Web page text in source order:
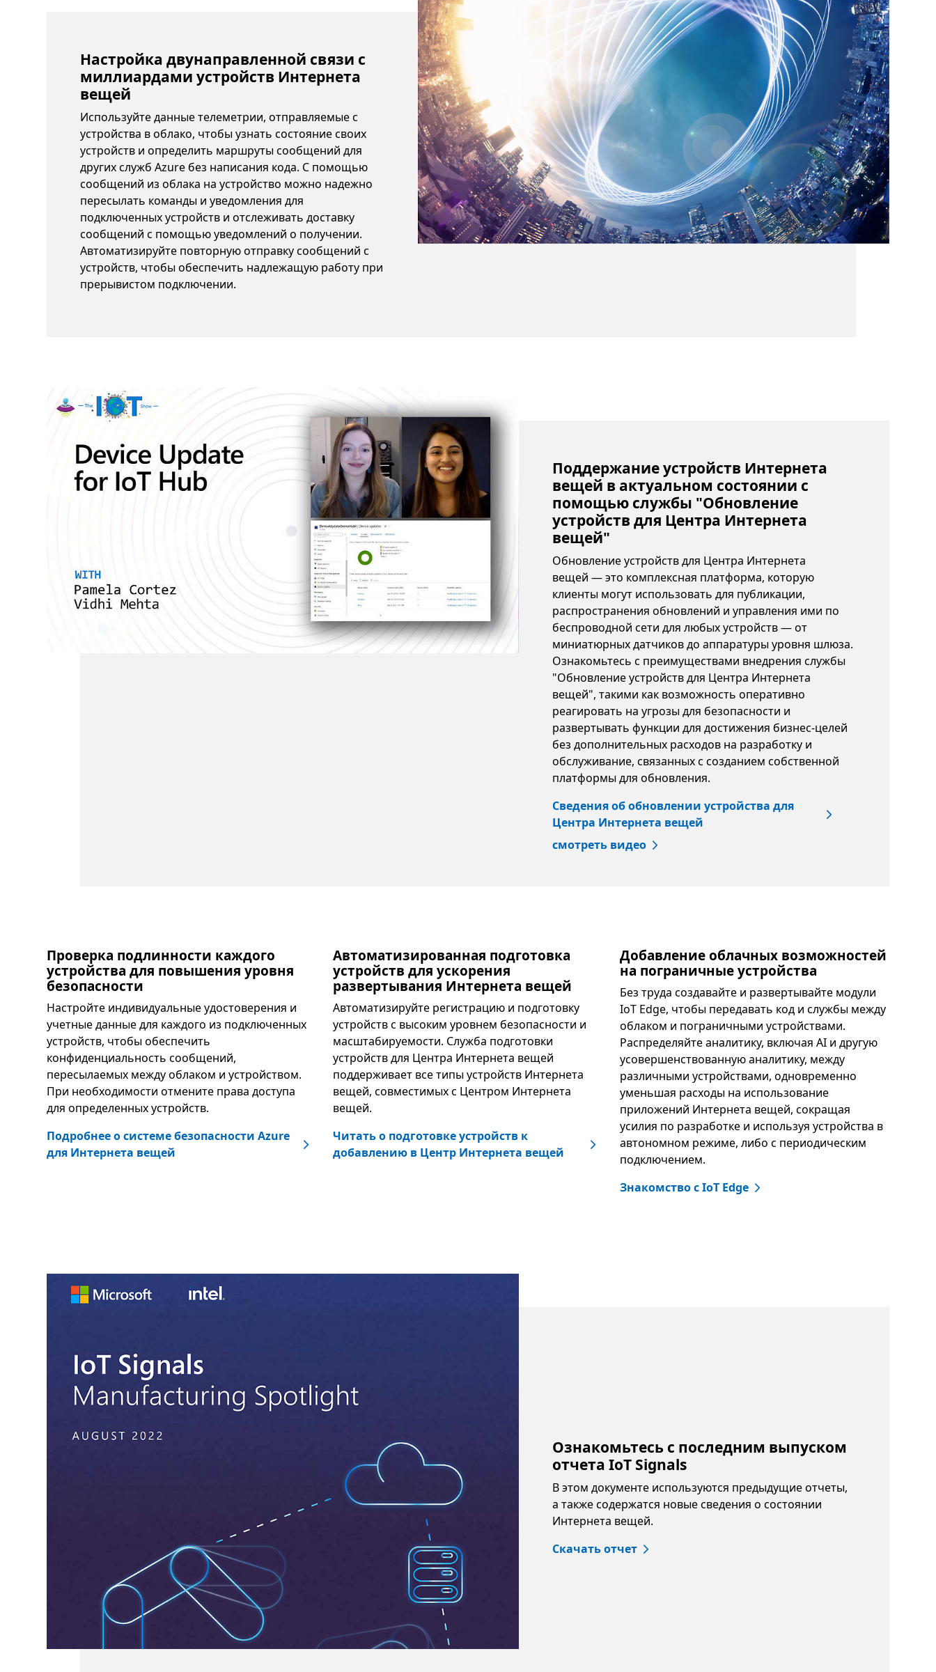
Настройка двунаправленной связи с
миллиардами устройств Интернета
вещей
Используйте данные телеметрии, отправляемые с
устройства в облако, чтобы узнать состояние своих
устройств и определить маршруты сообщений для
других служб Azure без написания кода. С помощью
сообщений из облака на устройство можно надежно
пересылать команды и уведомления для
подключенных устройств и отслеживать доставку
сообщений с помощью уведомлений о получении.
Автоматизируйте повторную отправку сообщений с
устройств, чтобы обеспечить надлежащую работу при
прерывистом подключении.
Поддержание устройств Интернета
вещей в актуальном состоянии с
помощью службы "Обновление
устройств для Центра Интернета
вещей"
Обновление устройств для Центра Интернета
вещей — это комплексная платформа, которую
клиенты могут использовать для публикации,
распространения обновлений и управления ими по
беспроводной сети для любых устройств — от
миниатюрных датчиков до аппаратуры уровня шлюза.
Ознакомьтесь с преимуществами внедрения службы
"Обновление устройств для Центра Интернета
вещей", такими как возможность оперативно
реагировать на угрозы для безопасности и
развертывать функции для достижения бизнес-целей
без дополнительных расходов на разработку и
обслуживание, связанных с созданием собственной
платформы для обновления.
Сведения об обновлении устройства для
Центра Интернета вещей
смотреть видео
Проверка подлинности каждого
устройства для повышения уровня
безопасности
Настройте индивидуальные удостоверения и
учетные данные для каждого из подключенных
устройств, чтобы обеспечить
конфиденциальность сообщений,
пересылаемых между облаком и устройством.
При необходимости отмените права доступа
для определенных устройств.
Подробнее о системе безопасности Azure
для Интернета вещей
Автоматизированная подготовка
устройств для ускорения
развертывания Интернета вещей
Автоматизируйте регистрацию и подготовку
устройств с высоким уровнем безопасности и
масштабируемости. Служба подготовки
устройств для Центра Интернета вещей
поддерживает все типы устройств Интернета
вещей, совместимых с Центром Интернета
вещей.
Читать о подготовке устройств к
добавлению в Центр Интернета вещей
Добавление облачных возможностей
на пограничные устройства
Без труда создавайте и развертывайте модули
IoT Edge, чтобы передавать код и службы между
облаком и пограничными устройствами.
Распределяйте аналитику, включая AI и другую
усовершенствованную аналитику, между
различными устройствами, одновременно
уменьшая расходы на использование
приложений Интернета вещей, сокращая
усилия по разработке и используя устройства в
автономном режиме, либо с периодическим
подключением.
Знакомство с IoT Edge
Ознакомьтесь с последним выпуском
отчета IoT Signals
В этом документе используются предыдущие отчеты,
а также содержатся новые сведения о состоянии
Интернета вещей.
Скачать отчет